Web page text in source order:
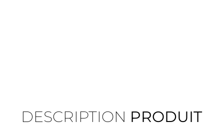
DESCRIPTION PRODUIT